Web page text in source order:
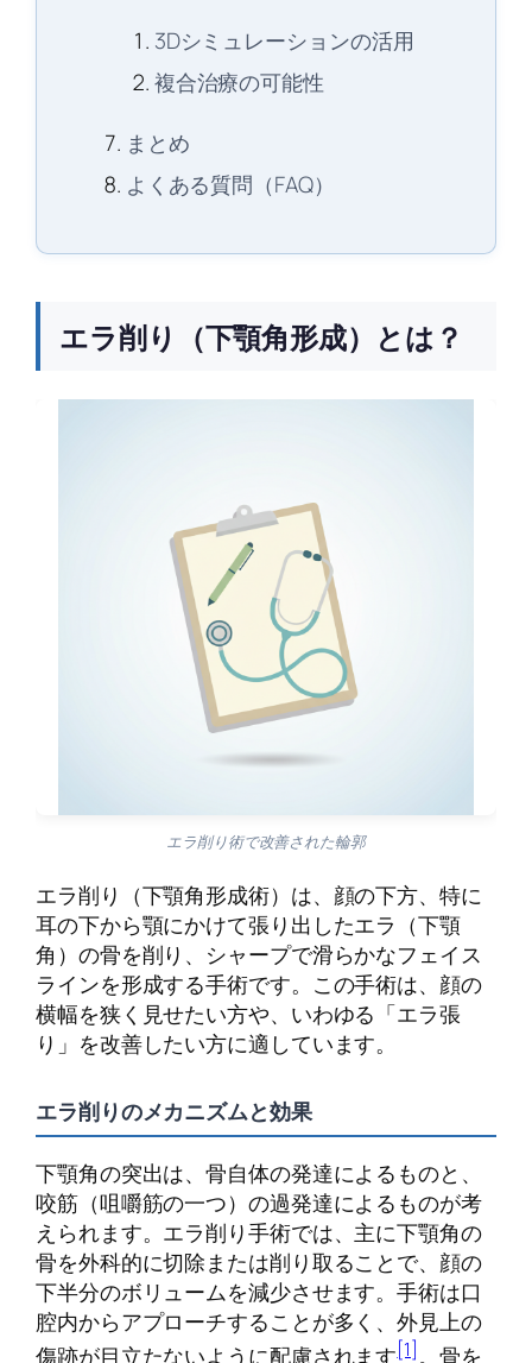
3Dシミュレーションの活用
複合治療の可能性
まとめ
よくある質問（FAQ）
エラ削り（下顎角形成）とは？
エラ削り術で改善された輪郭
エラ削り（下顎角形成術）は、顔の下方、特に
耳の下から顎にかけて張り出したエラ（下顎
角）の骨を削り、シャープで滑らかなフェイス
ラインを形成する手術です。この手術は、顔の
横幅を狭く見せたい方や、いわゆる「エラ張
り」を改善したい方に適しています。
エラ削りのメカニズムと効果
下顎角の突出は、骨自体の発達によるものと、
咬筋（咀嚼筋の一つ）の過発達によるものが考
えられます。エラ削り手術では、主に下顎角の
骨を外科的に切除または削り取ることで、顔の
下半分のボリュームを減少させます。手術は口
腔内からアプローチすることが多く、外見上の
傷跡が目立たないように配慮されます[1] 。骨を